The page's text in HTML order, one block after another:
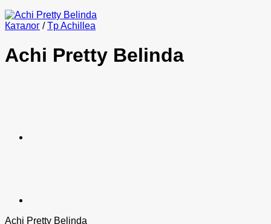
Каталог / Tp Achillea
Achi Pretty Belinda
Achi Pretty Belinda